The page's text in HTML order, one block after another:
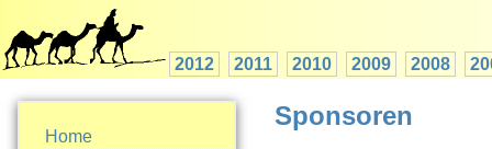
2012 2011 2010 2009 2008
Home
Sponsoren